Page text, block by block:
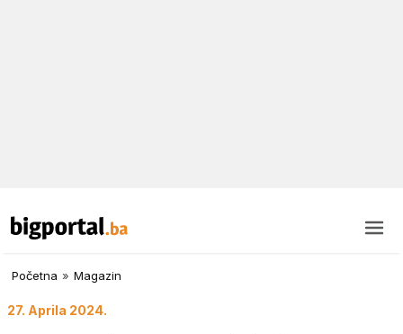
Početna » Magazin
27. Aprila 2024.